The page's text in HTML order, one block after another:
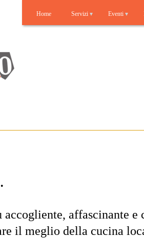
Home Servizi Eventi
affascinante e
il meglio della cucina